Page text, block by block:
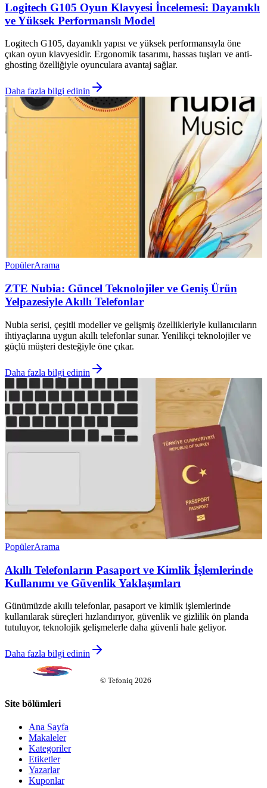
Logitech G105 Oyun Klavyesi İncelemesi: Dayanıklı
ve Yüksek Performanslı Model
Logitech G105, dayanıklı yapısı ve yüksek performansıyla öne
çıkan oyun klavyesidir. Ergonomik tasarımı, hassas tuşları ve anti-
ghosting özelliğiyle oyunculara avantaj sağlar.
Daha fazla bilgi edinin
PopülerArama
ZTE Nubia: Güncel Teknolojiler ve Geniş Ürün
Yelpazesiyle Akıllı Telefonlar
Nubia serisi, çeşitli modeller ve gelişmiş özellikleriyle kullanıcıların
ihtiyaçlarına uygun akıllı telefonlar sunar. Yenilikçi teknolojiler ve
güçlü müşteri desteğiyle öne çıkar.
Daha fazla bilgi edinin
PopülerArama
Akıllı Telefonların Pasaport ve Kimlik İşlemlerinde
Kullanımı ve Güvenlik Yaklaşımları
Günümüzde akıllı telefonlar, pasaport ve kimlik işlemlerinde
kullanılarak süreçleri hızlandırıyor, güvenlik ve gizlilik ön planda
tutuluyor, teknolojik gelişmelerle daha güvenli hale geliyor.
Daha fazla bilgi edinin
© Tefoniq 2026
Site bölümleri
Ana Sayfa
Makaleler
Kategoriler
Etiketler
Yazarlar
Kuponlar